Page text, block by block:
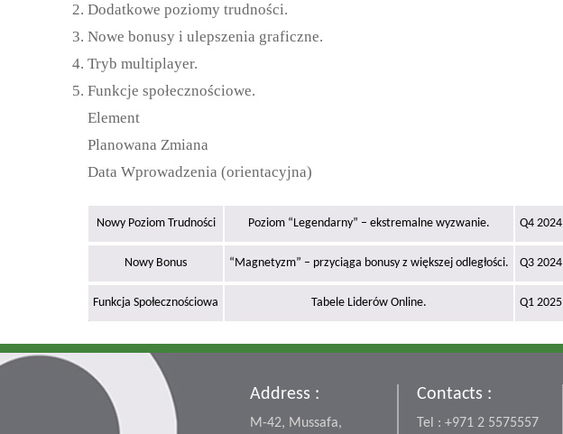
Dodatkowe poziomy trudności.
Nowe bonusy i ulepszenia graficzne.
Tryb multiplayer.
Funkcje społecznościowe.
Element
Planowana Zmiana
Data Wprowadzenia (orientacyjna)
Nowy Poziom Trudności Poziom “Legendarny” – ekstremalne wyzwanie. Q4 2024
Nowy Bonus “Magnetyzm” – przyciąga bonusy z większej odległości. Q3 2024
Funkcja Społecznościowa Tabele Liderów Online. Q1 2025
Address :
M-42, Mussafa,
Contacts :
Tel : +971 2 5575557